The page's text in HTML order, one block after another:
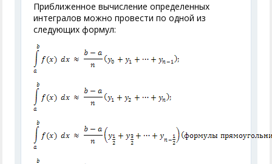
Приближенное вычисление определенных
интегралов можно провести по одной из
следующих формул: